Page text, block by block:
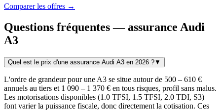
Comparer les offres →
Questions fréquentes — assurance Audi
A3
Quel est le prix d'une assurance Audi A3 en 2026 ?▼
L'ordre de grandeur pour une A3 se situe autour de 500 – 610 €
annuels au tiers et 1 090 – 1 370 € en tous risques, profil sans malus.
Les motorisations disponibles (1.0 TFSI, 1.5 TFSI, 2.0 TDI, S3)
font varier la puissance fiscale, donc directement la cotisation. Ces